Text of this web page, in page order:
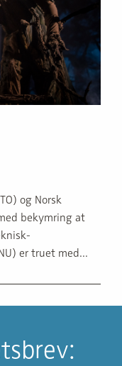
og Norsk
bekymring at
er truet med...